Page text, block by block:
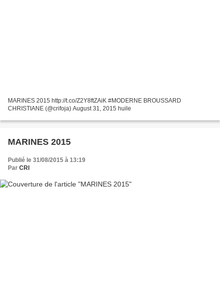
MARINES 2015 http://t.co/Z2Y8ftZAiK #MODERNE BROUSSARD
CHRISTIANE (@crifoja) August 31, 2015 huile
MARINES 2015
Publié le 31/08/2015 à 13:19
Par CRI